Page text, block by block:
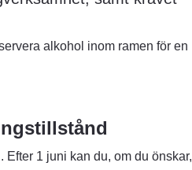
alkohol inom ramen för en
1 juni kan du, om du önskar,